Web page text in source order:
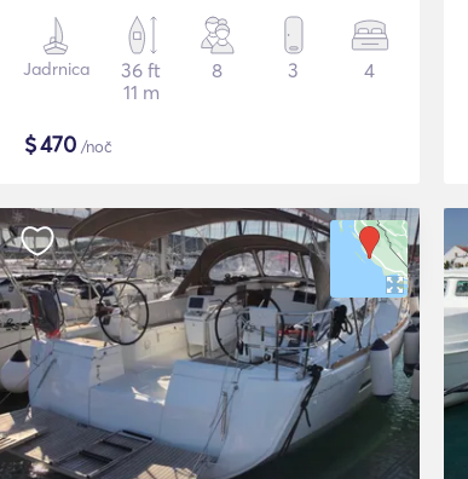
Jadrnica
36 ft
11 m
8 3 4
$470 /noč